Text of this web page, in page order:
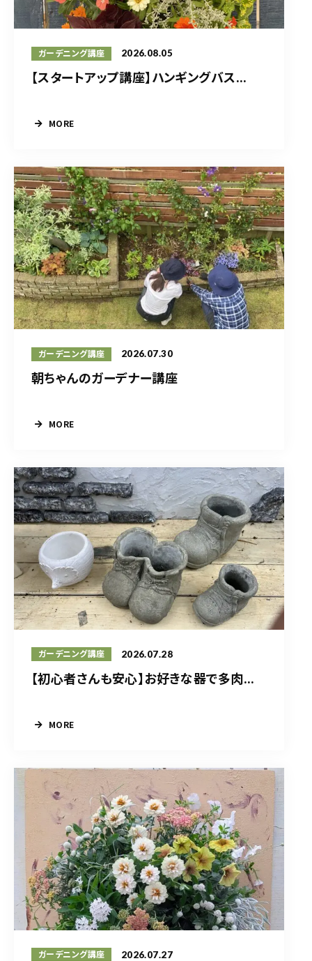
ガーデニング講座 2026.08.05
【スタートアップ講座】ハンギングバス...
MORE
ガーデニング講座 2026.07.30
朝ちゃんのガーデナー講座
MORE
ガーデニング講座 2026.07.28
【初心者さんも安心】お好きな器で多肉...
MORE
ガーデニング講座 2026.07.27